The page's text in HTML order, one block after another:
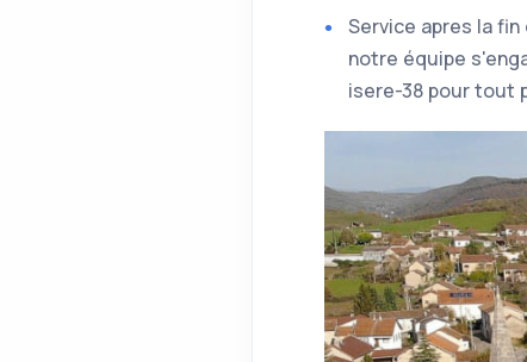
Service apres la
notre équipe
isere-38 pour tout